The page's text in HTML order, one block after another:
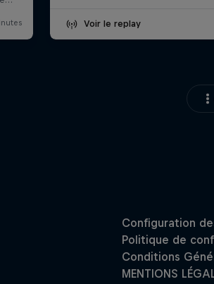
Voir le replay